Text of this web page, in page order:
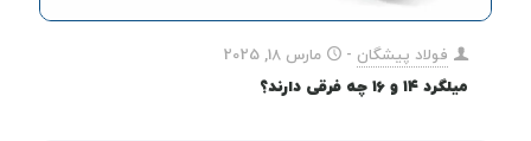
فولاد پیشگان -
مارس 18, 2025
میلگرد ۱۴ و ۱۶ چه فرقی دارند؟